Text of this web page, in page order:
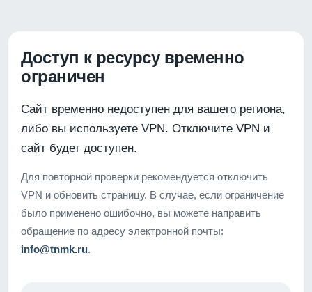
Доступ к ресурсу временно
ограничен
Сайт временно недоступен для вашего региона,
либо вы используете VPN. Отключите VPN и
сайт будет доступен.
Для повторной проверки рекомендуется отключить
VPN и обновить страницу. В случае, если ограничение
было применено ошибочно, вы можете направить
обращение по адресу электронной почты:
info@tnmk.ru.